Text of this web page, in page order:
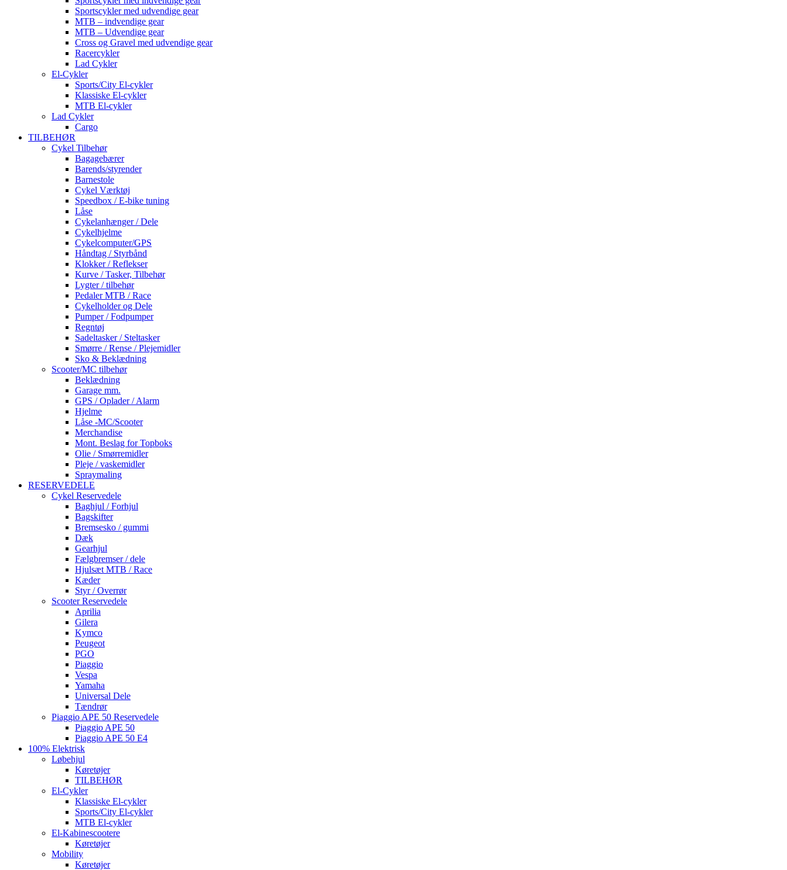
Sportscykler med udvendige gear
MTB – indvendige gear
MTB – Udvendige gear
Cross og Gravel med udvendige gear
Racercykler
Lad Cykler
El-Cykler
Sports/City El-cykler
Klassiske El-cykler
MTB El-cykler
Lad Cykler
Cargo
TILBEHØR
Cykel Tilbehør
Bagagebærer
Barends/styrender
Barnestole
Cykel Værktøj
Speedbox / E-bike tuning
Låse
Cykelanhænger / Dele
Cykelhjelme
Cykelcomputer/GPS
Håndtag / Styrbånd
Klokker / Reflekser
Kurve / Tasker, Tilbehør
Lygter / tilbehør
Pedaler MTB / Race
Cykelholder og Dele
Pumper / Fodpumper
Regntøj
Sadeltasker / Steltasker
Smørre / Rense / Plejemidler
Sko & Beklædning
Scooter/MC tilbehør
Beklædning
Garage mm.
GPS / Oplader / Alarm
Hjelme
Låse -MC/Scooter
Merchandise
Mont. Beslag for Topboks
Olie / Smørremidler
Pleje / vaskemidler
Spraymaling
RESERVEDELE
Cykel Reservedele
Baghjul / Forhjul
Bagskifter
Bremsesko / gummi
Dæk
Gearhjul
Fælgbremser / dele
Hjulsæt MTB / Race
Kæder
Styr / Overrør
Scooter Reservedele
Aprilia
Gilera
Kymco
Peugeot
PGO
Piaggio
Vespa
Yamaha
Universal Dele
Tændrør
Piaggio APE 50 Reservedele
Piaggio APE 50
Piaggio APE 50 E4
100% Elektrisk
Løbehjul
Køretøjer
TILBEHØR
El-Cykler
Klassiske El-cykler
Sports/City El-cykler
MTB El-cykler
El-Kabinescootere
Køretøjer
Mobility
Køretøjer